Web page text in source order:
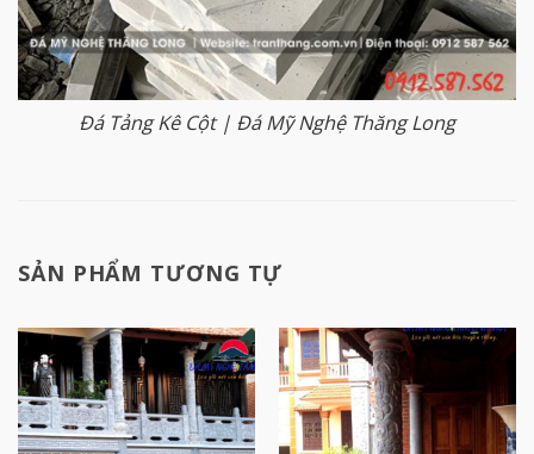
Đá Tảng Kê Cột | Đá Mỹ Nghệ Thăng Long
SẢN PHẨM TƯƠNG TỰ